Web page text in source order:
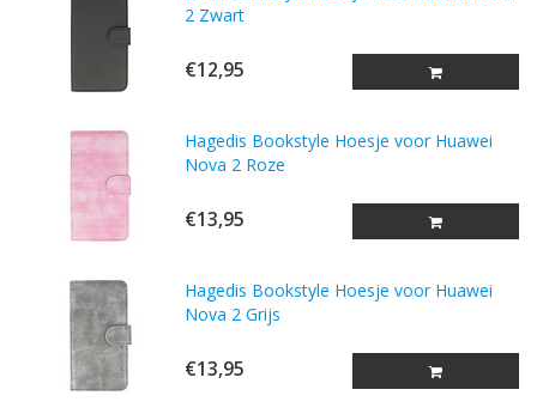
2 Zwart
€12,95
Hagedis Bookstyle Hoesje voor Huawei
Nova 2 Roze
€13,95
Hagedis Bookstyle Hoesje voor Huawei
Nova 2 Grijs
€13,95